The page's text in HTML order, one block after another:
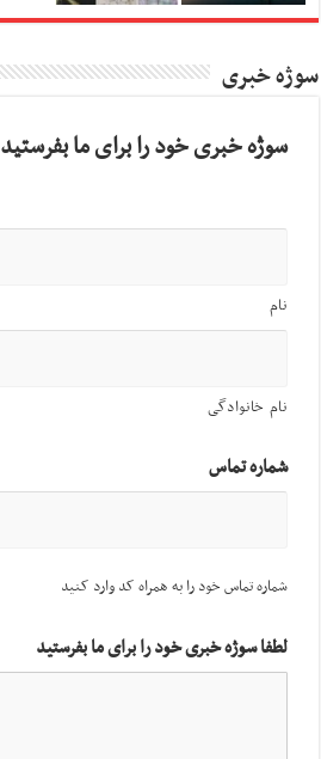
سوژه خبری
سوژه خبری خود را برای ما بفرستید
نام
نام خانوادگی
شماره تماس
شماره تماس خود را به همراه کد وارد کنید
لطفا سوژه خبری خود را برای ما بفرستید